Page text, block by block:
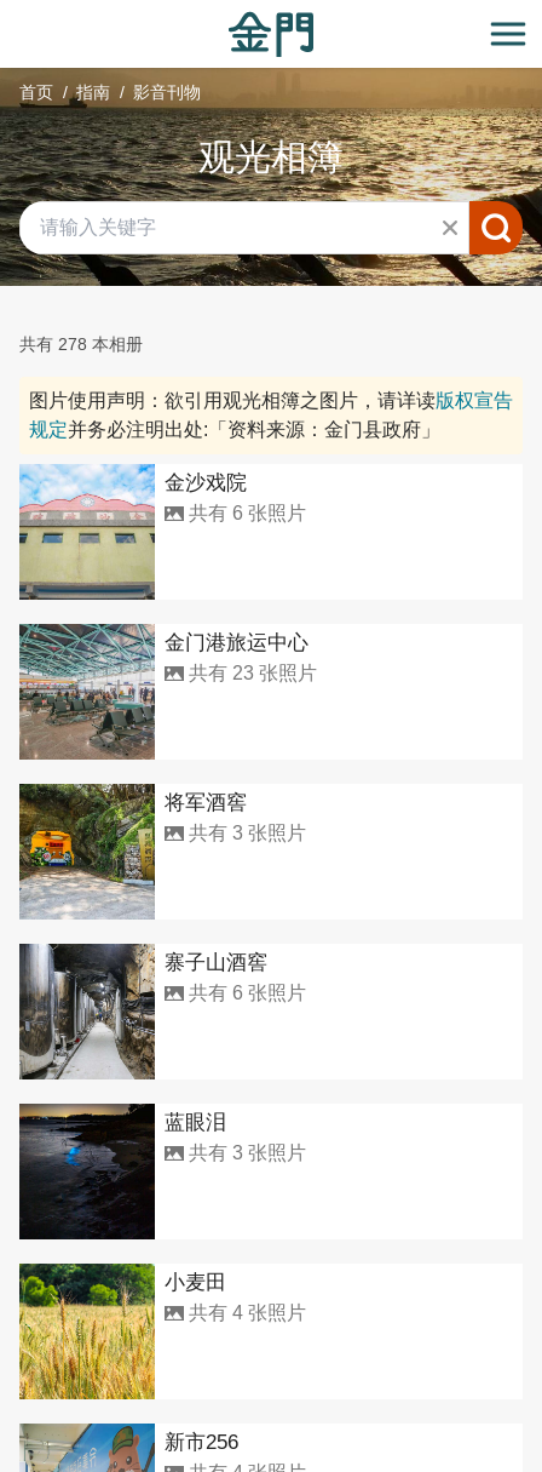
主
内
容
区
块
开
首页 指南 影音刊物
观光相簿
共有 278 本相册
图片使用声明：欲引用观光相簿之图片，请详读版权宣告
规定并务必注明出处:「资料来源：金门县政府」
金沙戏院
共有 6 张照片
金门港旅运中心
共有 23 张照片
将军酒窖
共有 3 张照片
寨子山酒窖
共有 6 张照片
蓝眼泪
共有 3 张照片
小麦田
共有 4 张照片
新市256